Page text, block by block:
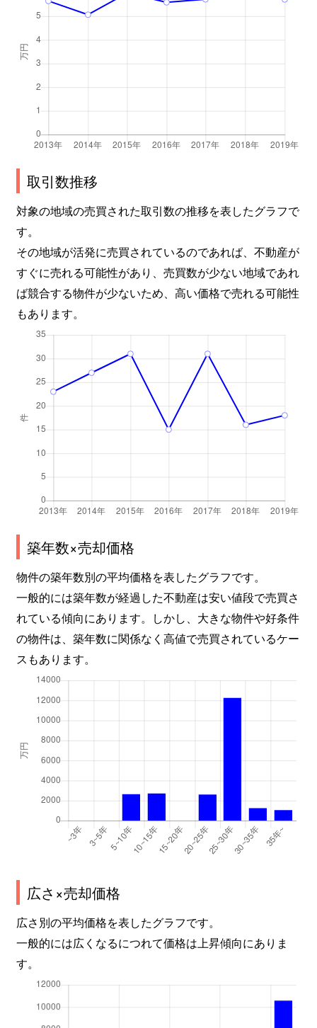
取引数推移
対象の地域の売買された取引数の推移を表したグラフで
す。
その地域が活発に売買されているのであれば、不動産が
すぐに売れる可能性があり、売買数が少ない地域であれ
ば競合する物件が少ないため、高い価格で売れる可能性
もあります。
築年数×売却価格
物件の築年数別の平均価格を表したグラフです。
一般的には築年数が経過した不動産は安い値段で売買さ
れている傾向にあります。しかし、大きな物件や好条件
の物件は、築年数に関係なく高値で売買されているケー
スもあります。
広さ×売却価格
広さ別の平均価格を表したグラフです。
一般的には広くなるにつれて価格は上昇傾向にありま
す。